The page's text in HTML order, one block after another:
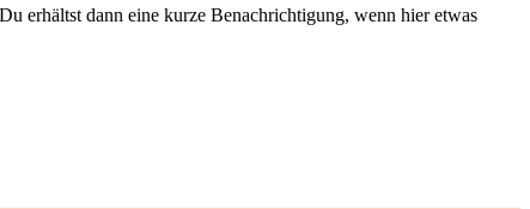
erhältst dann eine kurze Benachrichtigung, wenn hier etwas